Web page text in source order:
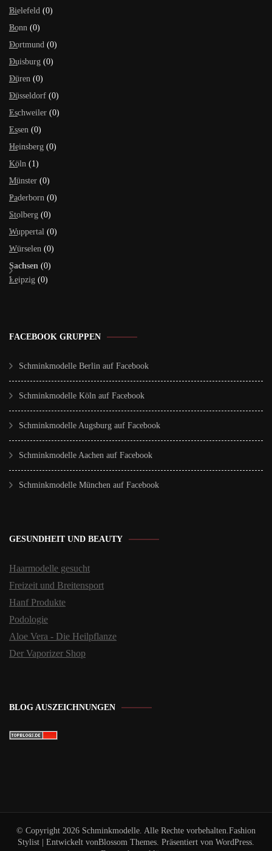
Bielefeld (0)
Bonn (0)
Dortmund (0)
Duisburg (0)
Düren (0)
Düsseldorf (0)
Eschweiler (0)
Essen (0)
Heinsberg (0)
Köln (1)
Münster (0)
Paderborn (0)
Stolberg (0)
Wuppertal (0)
Würselen (0)
Sachsen (0)
Leipzig (0)
FACEBOOK GRUPPEN
Schminkmodelle Berlin auf Facebook
Schminkmodelle Köln auf Facebook
Schminkmodelle Augsburg auf Facebook
Schminkmodelle Aachen auf Facebook
Schminkmodelle München auf Facebook
GESUNDHEIT UND BEAUTY
Haarmodelle gesucht
Freizeit und Breitensport
Hanf Produkte
Podologie
Aloe Vera - Die Heilpflanze
Der Vaporizer Shop
BLOG AUSZEICHNUNGEN
© Copyright 2026 Schminkmodelle. Alle Rechte vorbehalten.Fashion
Stylist | Entwickelt vonBlossom Themes. Präsentiert von WordPress.